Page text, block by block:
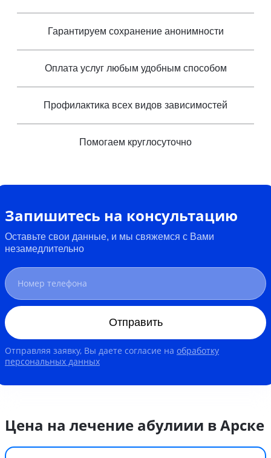
Гарантируем сохранение анонимности
Оплата услуг любым удобным способом
Профилактика всех видов зависимостей
Помогаем круглосуточно
Запишитесь на консультацию
Оставьте свои данные, и мы свяжемся с Вами
незамедлительно
Отправить
Отправляя заявку, Вы даете согласие на обработку
персональных данных
Цена на лечение абулиии в Арске